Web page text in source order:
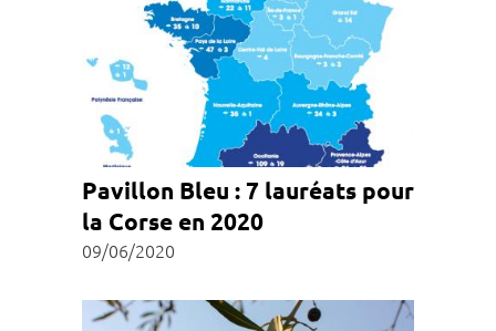
Pavillon Bleu : 7 lauréats pour
la Corse en 2020
09/06/2020